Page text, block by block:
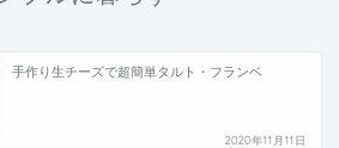
手作り生チーズで超簡単タルト・フランベ
2020年11月11日